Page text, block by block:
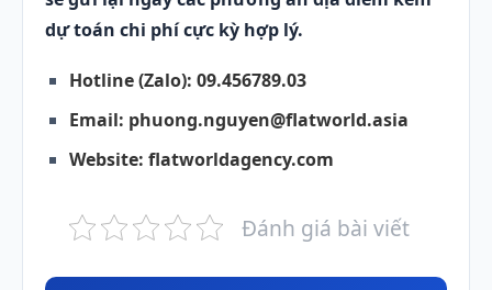
dự toán chi phí cực kỳ hợp lý.
Hotline (Zalo): 09.456789.03
Email: phuong.nguyen@flatworld.asia
Website: flatworldagency.com
Đánh giá bài viết